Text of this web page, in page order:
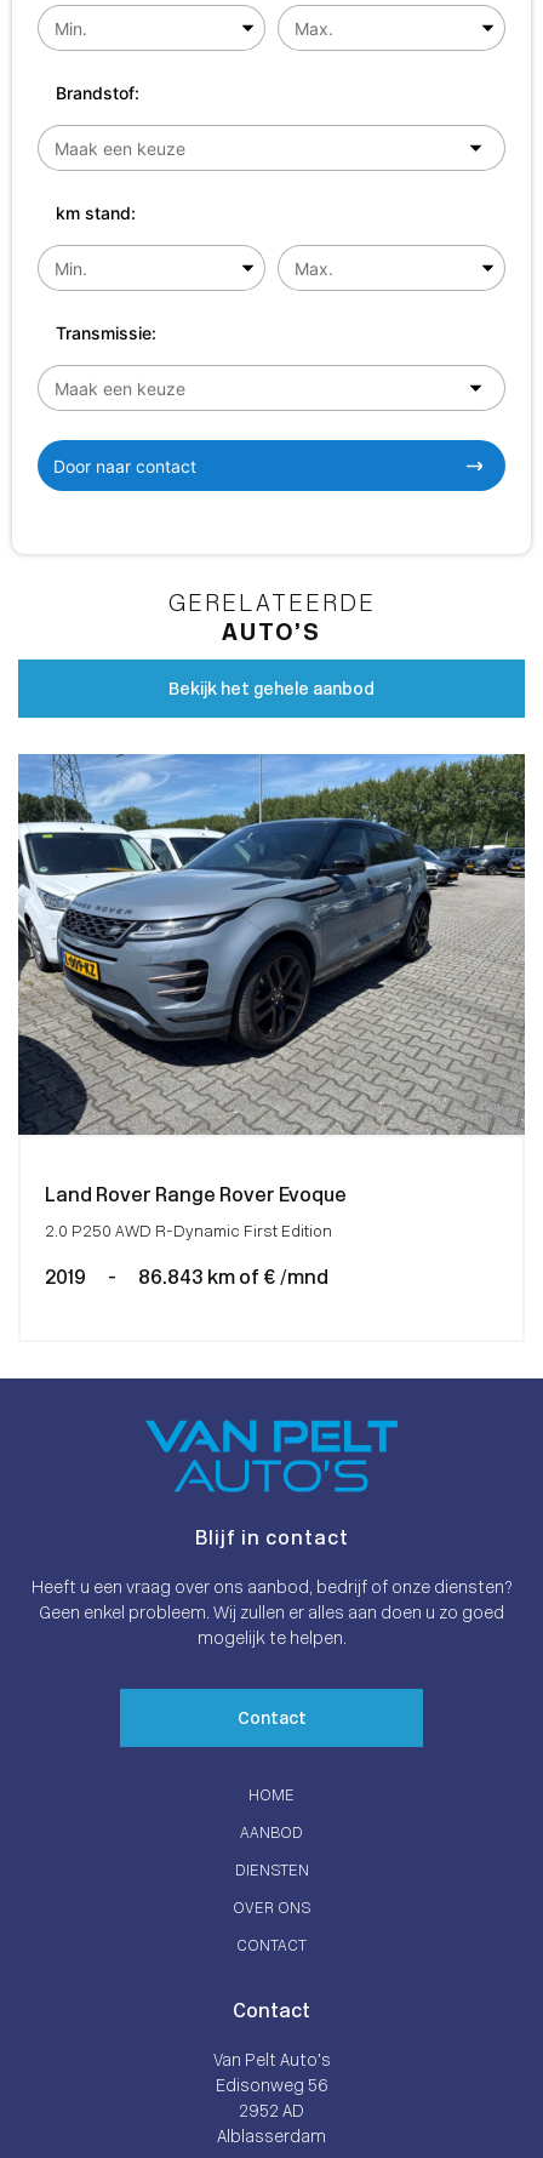
Brandstof:
km stand:
Transmissie:
Door naar contact
GERELATEERDE
AUTO’S
Bekijk het gehele aanbod
Land Rover Range Rover Evoque
2.0 P250 AWD R-Dynamic First Edition
2019 - 86.843 km of € /mnd
Blijf in contact
Heeft u een vraag over ons aanbod, bedrijf of onze diensten?
Geen enkel probleem. Wij zullen er alles aan doen u zo goed
mogelijk te helpen.
Contact
HOME
AANBOD
DIENSTEN
OVER ONS
CONTACT
Contact
Van Pelt Auto’s
Edisonweg 56
2952 AD
Alblasserdam